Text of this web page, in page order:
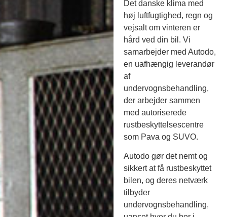
Det danske klima med
høj luftfugtighed, regn og
vejsalt om vinteren er
hård ved din bil. Vi
samarbejder med Autodo,
en uafhængig leverandør
af
undervognsbehandling,
der arbejder sammen
med autoriserede
rustbeskyttelsescentre
som Pava og SUVO.
Autodo gør det nemt og
sikkert at få rustbeskyttet
bilen, og deres netværk
tilbyder
undervognsbehandling,